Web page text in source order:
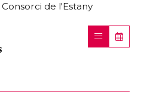
de l'Estany